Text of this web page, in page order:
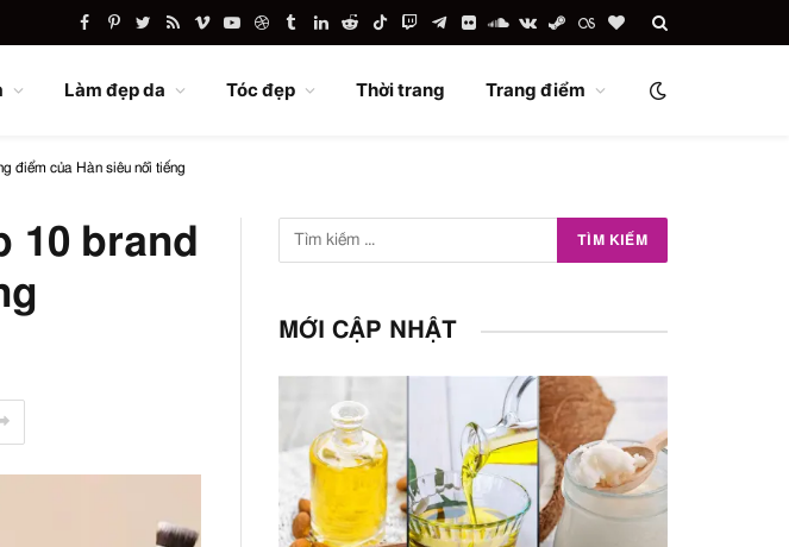
FacebookPinterest
TwitterRSSVimeoYouTube
Dribbble
TumblrLinkedIn
RedditTikTokTwitchTelegram
FlickrSoundCloud
VKontakte
SteamLast.fmBlogLovin
Làm đẹp da Tóc đẹp Thời trang Trang điểm
điểm của Hàn siêu nổi tiếng
10 brand
MỚI CẬP NHẬT